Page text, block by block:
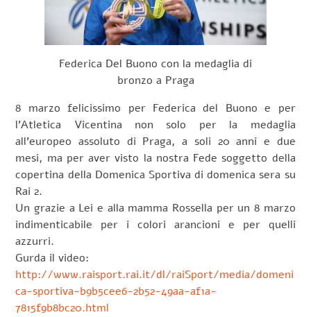
Federica Del Buono con la medaglia di
bronzo a Praga
8 marzo felicissimo per Federica del Buono e per
l’Atletica Vicentina non solo per la medaglia
all’europeo assoluto di Praga, a soli 20 anni e due
mesi, ma per aver visto la nostra Fede soggetto della
copertina della Domenica Sportiva di domenica sera su
Rai 2.
Un grazie a Lei e alla mamma Rossella per un 8 marzo
indimenticabile per i colori arancioni e per quelli
azzurri.
Gurda il video:
http://www.raisport.rai.it/dl/raiSport/media/domeni
ca-sportiva-b9b5cee6-2b52-49aa-af1a-
7815f9b8bc20.html